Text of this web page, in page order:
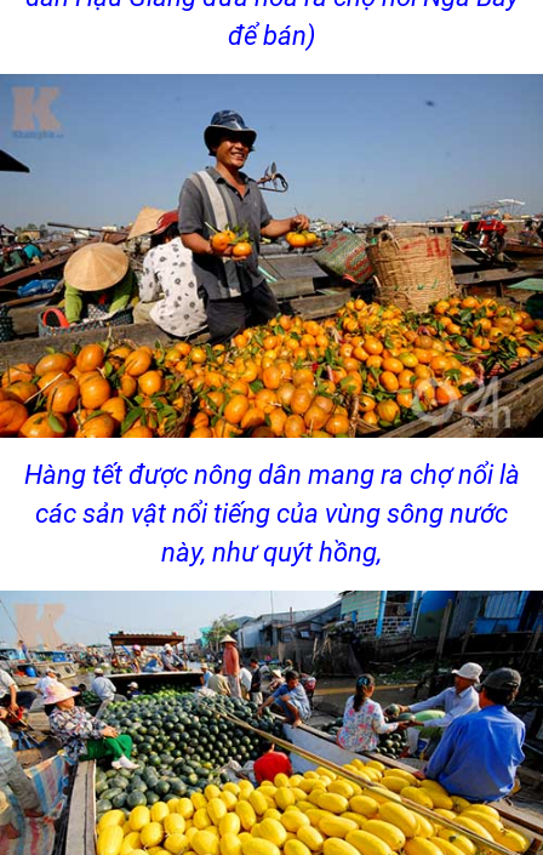
để bán)
Hàng tết được nông dân mang ra chợ nổi là
các sản vật nổi tiếng của vùng sông nước
này, như quýt hồng,